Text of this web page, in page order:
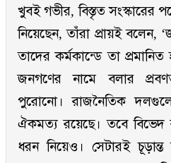
খুবই গভীর, বিস্তৃত সংস্কারের
নিয়েছেন, তাঁরা প্রায়ই বলেন,
তাদের কর্মকান্ডে তা
জনগণের নামে বলার
পুরোনো। রাজনৈতিক
ঐকমত্য রয়েছে। তবে বিভেদ
ধরন নিয়েও। সেটারই চূড়ান্ত